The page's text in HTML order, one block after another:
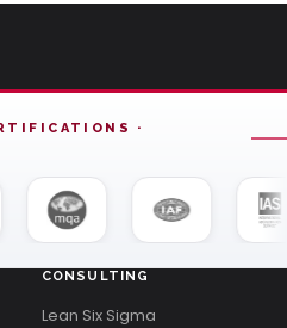
·
CONSULTING
Lean Six Sigma